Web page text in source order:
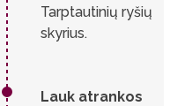
Tarptautinių ryšių
skyrius.
Lauk atrankos